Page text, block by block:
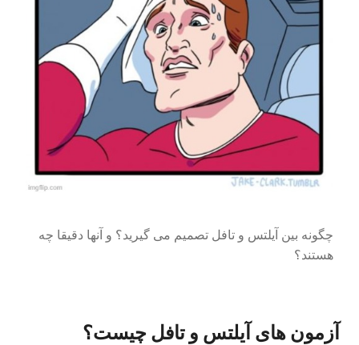
چگونه بین آیلتس و تافل تصمیم می گیرید؟ و آنها دقیقا چه
هستند؟
آزمون های آیلتس و تافل چیست؟